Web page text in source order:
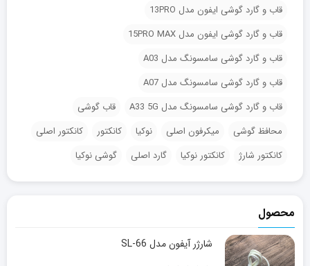
قاب و گارد گوشی ایفون مدل 13PRO
قاب و گارد گوشی ایفون مدل 15PRO MAX
قاب و گارد گوشی سامسونگ مدل A03
قاب و گارد گوشی سامسونگ مدل A07
قاب و گارد گوشی سامسونگ مدل A33 5G
قاب گوشی
محافظ گوشی
میکرفون اصلی نوکیا کانکتور
کانکتور اصلی
کانکتور شارژ
کانکتور نوکیا گارد اصلی گوشی نوکیا
محصول
شارژر آیفون مدل SL-66